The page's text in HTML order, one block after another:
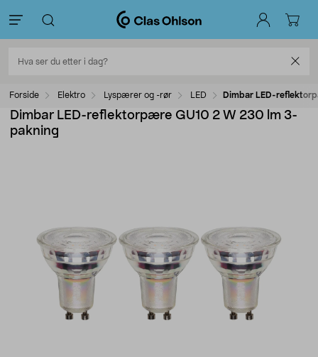
Forside Elektro Lyspærer og -rør LED Dimbar LED-
Dimbar LED-reflektorpære GU10 2 W 230 lm 3-
pakning